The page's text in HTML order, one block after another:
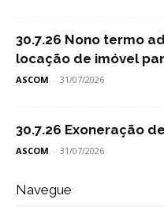
30.7.26 Nono termo
locação de imóvel
ASCOM - 31/07/2026
30.7.26 Exoneração
ASCOM - 31/07/2026
Navegue